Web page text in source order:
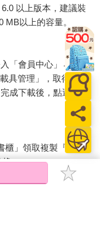
腦螢幕，把上頭的學
看她一眼。「嚇死我
「你要出國念書
麼快又要去讀書
查「墨爾本理工學
長的。」
停了下來。怎麼不小
麼騙杜院長？」
吐吐，「就……一時想
以上版本，建議裝
以上的容量。
「會員中心」→「我
具管理」，取得通行
成下載後，點選任一
櫃」領取複製『兌換
換。
書僅能以金石堂專屬